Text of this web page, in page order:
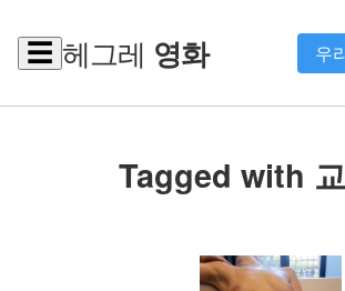
☰ 헤그레 영화 우
Tagged with